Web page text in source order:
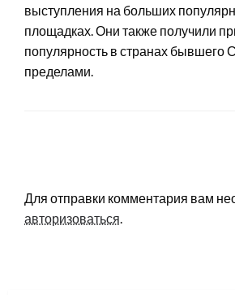
выступления на больших
площадках. Они также получили
популярность в странах бывшего
пределами.
Для отправки комментария вам
авторизоваться.